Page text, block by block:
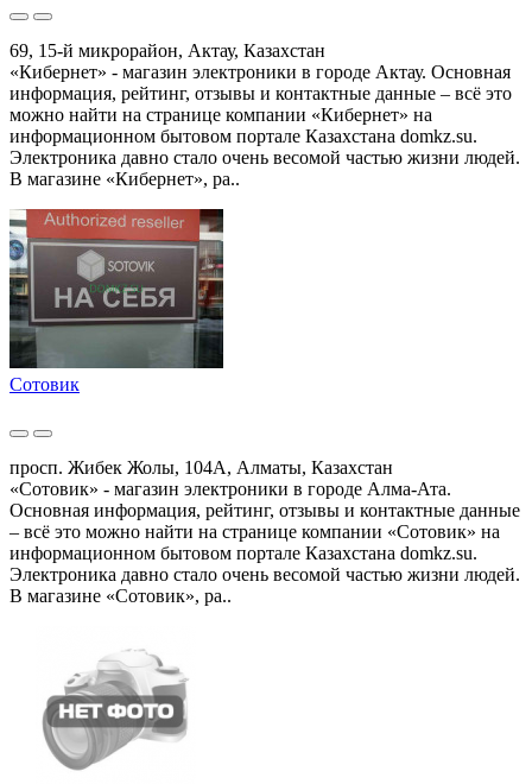
69, 15-й микрорайон, Актау, Казахстан
«Кибернет» - магазин электроники в городе Актау. Основная
информация, рейтинг, отзывы и контактные данные – всё это
можно найти на странице компании «Кибернет» на
информационном бытовом портале Казахстана domkz.su.
Электроника давно стало очень весомой частью жизни людей.
В магазине «Кибернет», ра..
Сотовик
просп. Жибек Жолы, 104А, Алматы, Казахстан
«Сотовик» - магазин электроники в городе Алма-Ата.
Основная информация, рейтинг, отзывы и контактные данные
– всё это можно найти на странице компании «Сотовик» на
информационном бытовом портале Казахстана domkz.su.
Электроника давно стало очень весомой частью жизни людей.
В магазине «Сотовик», ра..